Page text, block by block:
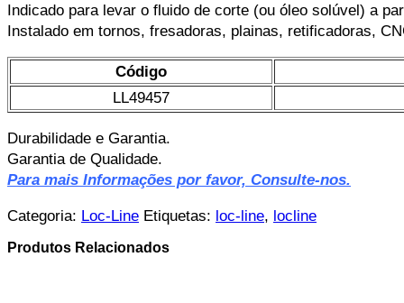
Indicado para levar o fluido de corte (ou óleo solúvel) a
Instalado em tornos, fresadoras, plainas, retificadoras,
Código
LL49457
Durabilidade e Garantia.
Garantia de Qualidade.
Para mais Informações por favor, Consulte-nos.
Categoria: Loc-Line Etiquetas: loc-line, locline
Produtos Relacionados